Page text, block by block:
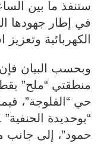
ستنفذ ما بين
في إطار جهودها
الكهربائية
وبحسب البيان
منطقتي “ملح”
حي “الفلوجة”،
حمود”، إلى جانب